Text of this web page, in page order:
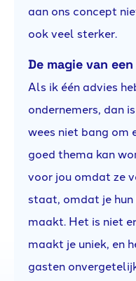
aan ons concept
ook veel sterker.
De magie van
Als ik één advies
ondernemers, dan
wees niet bang om
goed thema kan
voor jou omdat ze
staat, omdat je
maakt. Het is niet
maakt je uniek, en
gasten